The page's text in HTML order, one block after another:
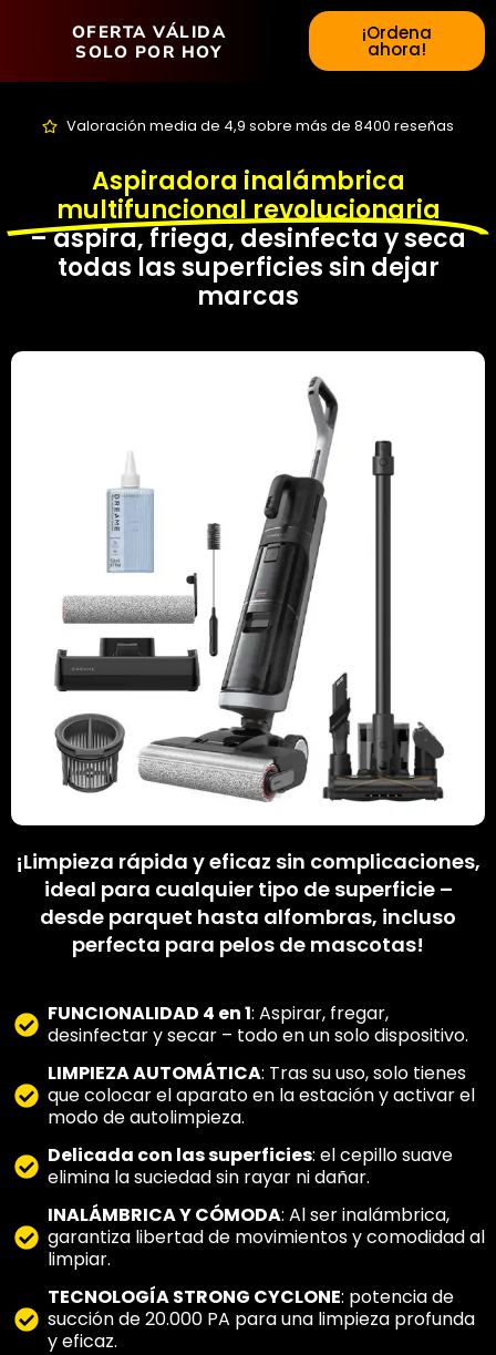
OFERTA VÁLIDA
SOLO POR HOY
¡Ordena
ahora!
Valoración media de 4,9 sobre más de 8400 reseñas
Aspiradora inalámbrica
multifuncional revolucionaria
– aspira, friega, desinfecta y seca
todas las superficies sin dejar
marcas
¡Limpieza rápida y eficaz sin complicaciones,
ideal para cualquier tipo de superficie –
desde parquet hasta alfombras, incluso
perfecta para pelos de mascotas!
FUNCIONALIDAD 4 en 1: Aspirar, fregar,
desinfectar y secar – todo en un solo dispositivo.
LIMPIEZA AUTOMÁTICA: Tras su uso, solo tienes
que colocar el aparato en la estación y activar el
modo de autolimpieza.
Delicada con las superficies: el cepillo suave
elimina la suciedad sin rayar ni dañar.
INALÁMBRICA Y CÓMODA: Al ser inalámbrica,
garantiza libertad de movimientos y comodidad al
limpiar.
TECNOLOGÍA STRONG CYCLONE: potencia de
succión de 20.000 PA para una limpieza profunda
y eficaz.